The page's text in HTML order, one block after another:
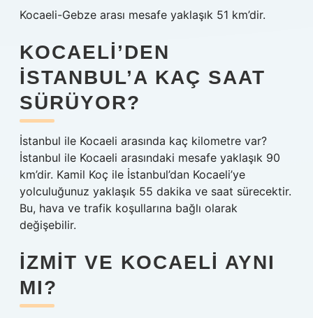
Kocaeli-Gebze arası mesafe yaklaşık 51 km’dir.
KOCAELI’DEN
İSTANBUL’A KAÇ SAAT
SÜRÜYOR?
İstanbul ile Kocaeli arasında kaç kilometre var?
İstanbul ile Kocaeli arasındaki mesafe yaklaşık 90
km’dir. Kamil Koç ile İstanbul’dan Kocaeli’ye
yolculuğunuz yaklaşık 55 dakika ve saat sürecektir.
Bu, hava ve trafik koşullarına bağlı olarak
değişebilir.
İZMIT VE KOCAELI AYNI
MI?